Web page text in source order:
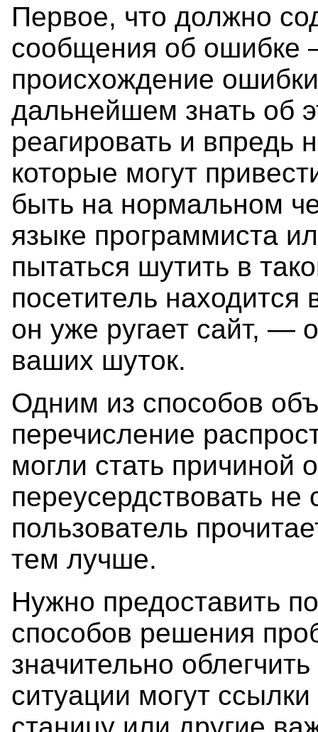
Первое, что должно
сообщения об ошибке
происхождение
дальнейшем знать об
реагировать и впредь
которые могут
быть на нормальном
языке программиста
пытаться шутить в
посетитель
он уже ругает сайт, —
ваших шуток.
Одним из способов
перечисление
могли стать причиной
переусердствовать не
пользователь
тем лучше.
Нужно предоставить
способов решения
значительно
ситуации могут